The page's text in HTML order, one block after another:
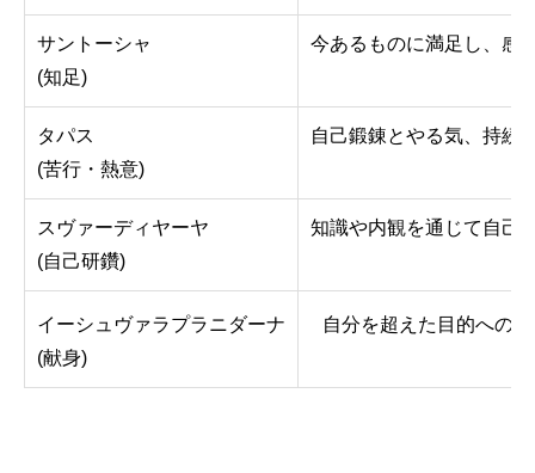
サントーシャ
(知足)
今あるものに満足し、感
タパス
(苦行・熱意)
自己鍛錬とやる気、持続
スヴァーディヤーヤ
(自己研鑽)
知識や内観を通じて自己
イーシュヴァラプラニダーナ
(献身)
自分を超えた目的への